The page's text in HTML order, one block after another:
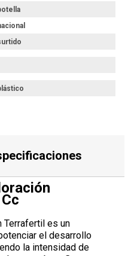
el punto de entrega más
Terrafertil es un
el desarrollo
la intensidad de